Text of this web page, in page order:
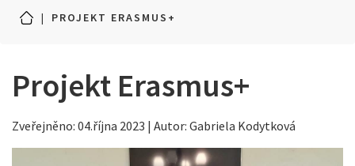
| PROJEKT ERASMUS+
Projekt Erasmus+
Zveřejněno: 04.října 2023 | Autor: Gabriela Kodytková